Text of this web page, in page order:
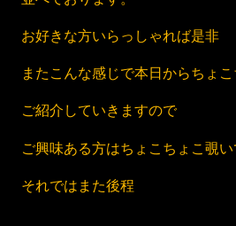
お好きな方いらっしゃれば是非
またこんな感じで本日からちょこ
ご紹介していきますので
ご興味ある方はちょこちょこ覗い
それではまた後程